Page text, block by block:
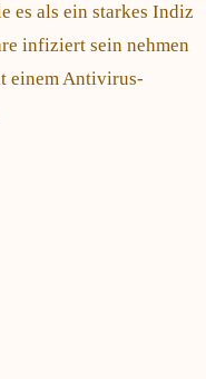
es als ein starkes Indiz
infiziert sein nehmen
einem Antivirus-